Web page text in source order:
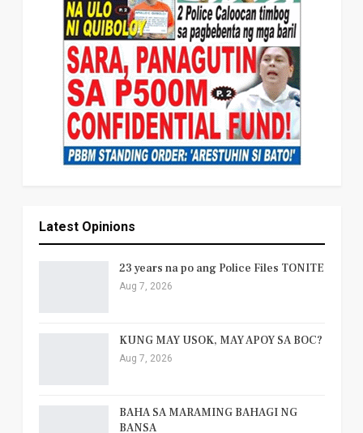
Latest Opinions
23 years na po ang Police Files TONITE
Aug 7, 2026
KUNG MAY USOK, MAY APOY SA BOC?
Aug 7, 2026
BAHA SA MARAMING BAHAGI NG
BANSA